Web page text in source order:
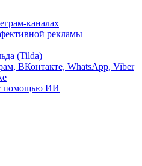
каналах
рекламы
(Tilda)
ВКонтакте, WhatsApp, Viber
с помощью ИИ